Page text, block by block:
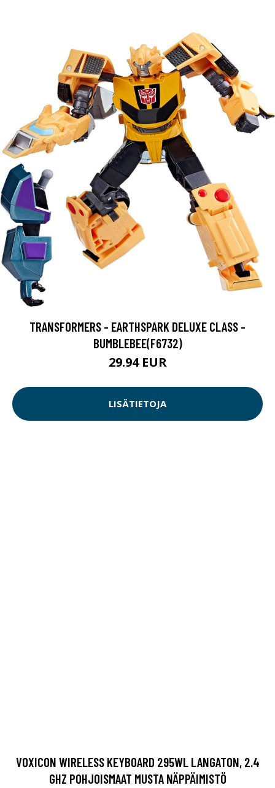
TRANSFORMERS - EARTHSPARK DELUXE CLASS -
BUMBLEBEE(F6732)
29.94 EUR
LISÄTIETOJA
VOXICON WIRELESS KEYBOARD 295WL LANGATON, 2.4
GHZ POHJOISMAAT MUSTA NÄPPÄIMISTÖ